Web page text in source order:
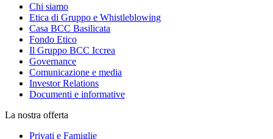
Chi siamo
Etica di Gruppo e Whistleblowing
Casa BCC Basilicata
Fondo Etico
Il Gruppo BCC Iccrea
Governance
Comunicazione e media
Investor Relations
Documenti e informative
La nostra offerta
Privati e Famiglie